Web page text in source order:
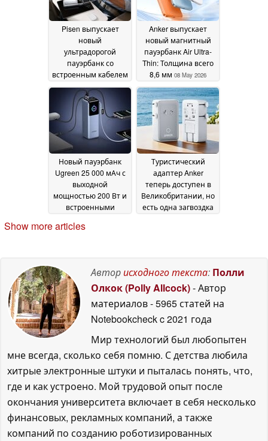
Pisen выпускает
новый
ультрадорогой
пауэрбанк со
встроенным кабелем
и быстрой зарядкой
67 Вт08 May 2026
Anker выпускает
новый магнитный
пауэрбанк Air Ultra-
Thin: Толщина всего
8,6 мм 08 May 2026
Новый пауэрбанк
Ugreen 25 000 мАч с
выходной
мощностью 200 Вт и
встроенными
в США
Туристический
адаптер Anker
теперь доступен в
Великобритании, но
есть одна загвоздка
Show more articles
Авторисходного текста: Полли
Олкок (Polly Allcock)- Автор
материалов- 5965 статей на
Notebookcheckc 2021 года
Мир технологий был любопытен
мне всегда, сколько себя помню. С детства любила
хитрые электронные штуки и пыталась понять, что,
где и как устроено. Мой трудовой опыт после
окончания университета включает в себя несколько
финансовых, рекламных компаний, а также
компаний по созданию роботизированных